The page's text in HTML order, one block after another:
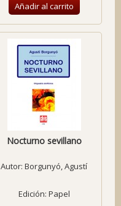
Añadir al carrito
Nocturno sevillano
Autor:Borgunyó, Agustí
Edición: Papel